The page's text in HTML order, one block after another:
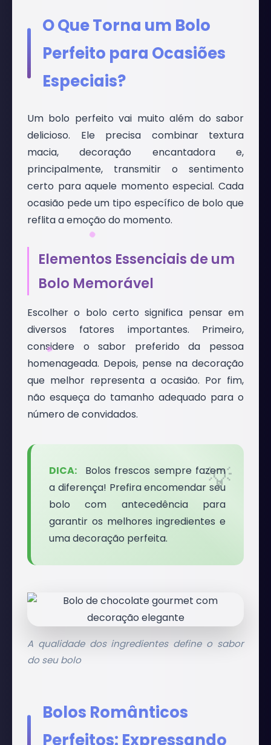
O Que Torna um Bolo
Perfeito para Ocasiões
Especiais?
Um bolo perfeito vai muito além do sabor
delicioso. Ele precisa combinar textura
macia, decoração encantadora e,
principalmente, transmitir o sentimento
certo para aquele momento especial. Cada
ocasião pede um tipo específico de bolo que
reflita a emoção do momento.
Elementos Essenciais de um
Bolo Memorável
Escolher o bolo certo significa pensar em
diversos fatores importantes. Primeiro,
considere o sabor preferido da pessoa
homenageada. Depois, pense na decoração
que melhor representa a ocasião. Por fim,
não esqueça do tamanho adequado para o
número de convidados.
Bolos frescos sempre fazem
a diferença! Prefira encomendar seu
bolo com antecedência para
garantir os melhores ingredientes e
uma decoração perfeita.
A qualidade dos ingredientes define o sabor
do seu bolo
Bolos Românticos
Perfeitos: Expressando